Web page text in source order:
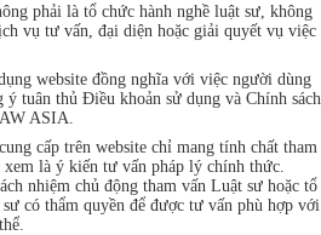
phải là tổ chức hành nghề luật sư, không
vụ tư vấn, đại diện hoặc giải quyết vụ việc
website đồng nghĩa với việc người dùng
ý tuân thủ Điều khoản sử dụng và Chính sách
ASIA.
cấp trên website chỉ mang tính chất tham
là ý kiến tư vấn pháp lý chính thức.
nhiệm chủ động tham vấn Luật sư hoặc tổ
có thẩm quyền để được tư vấn phù hợp với